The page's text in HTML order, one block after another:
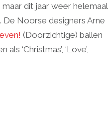
dit jaar weer helemaal
Noorse designers Arne
(Doorzichtige) ballen
‘Christmas’, ‘Love’,